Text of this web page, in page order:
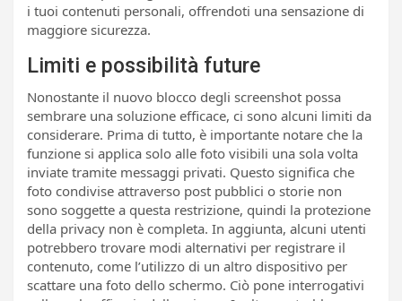
i tuoi contenuti personali, offrendoti una sensazione di
maggiore sicurezza.
Limiti e possibilità future
Nonostante il nuovo blocco degli screenshot possa
sembrare una soluzione efficace, ci sono alcuni limiti da
considerare. Prima di tutto, è importante notare che la
funzione si applica solo alle foto visibili una sola volta
inviate tramite messaggi privati. Questo significa che
foto condivise attraverso post pubblici o storie non
sono soggette a questa restrizione, quindi la protezione
della privacy non è completa. In aggiunta, alcuni utenti
potrebbero trovare modi alternativi per registrare il
contenuto, come l’utilizzo di un altro dispositivo per
scattare una foto dello schermo. Ciò pone interrogativi